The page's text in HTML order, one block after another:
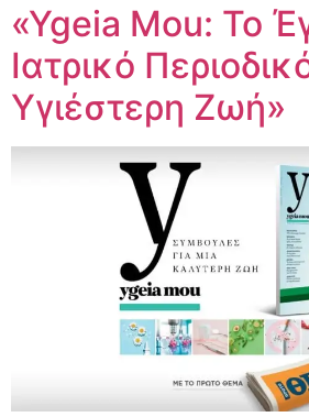
«Ygeia Mou: Το
Ιατρικό
Υγιέστερη Ζωή»